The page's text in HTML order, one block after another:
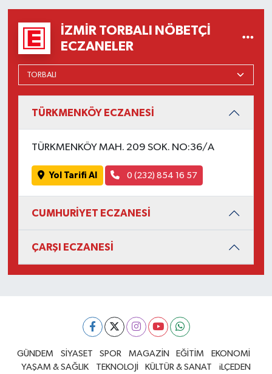
İZMIR TORBALI NÖBETÇI
ECZANELER
TÜRKMENKÖY ECZANESİ
TÜRKMENKÖY MAH. 209 SOK. NO:36/A
Yol Tarifi Al 0 (232) 854 16 57
CUMHURİYET ECZANESİ
ÇARŞI ECZANESİ
GÜNDEM SİYASET SPOR MAGAZİN EĞİTİM
EKONOMİ
YAŞAM & SAĞLIK
TEKNOLOJİ KÜLTÜR & SANAT iLÇEDEN